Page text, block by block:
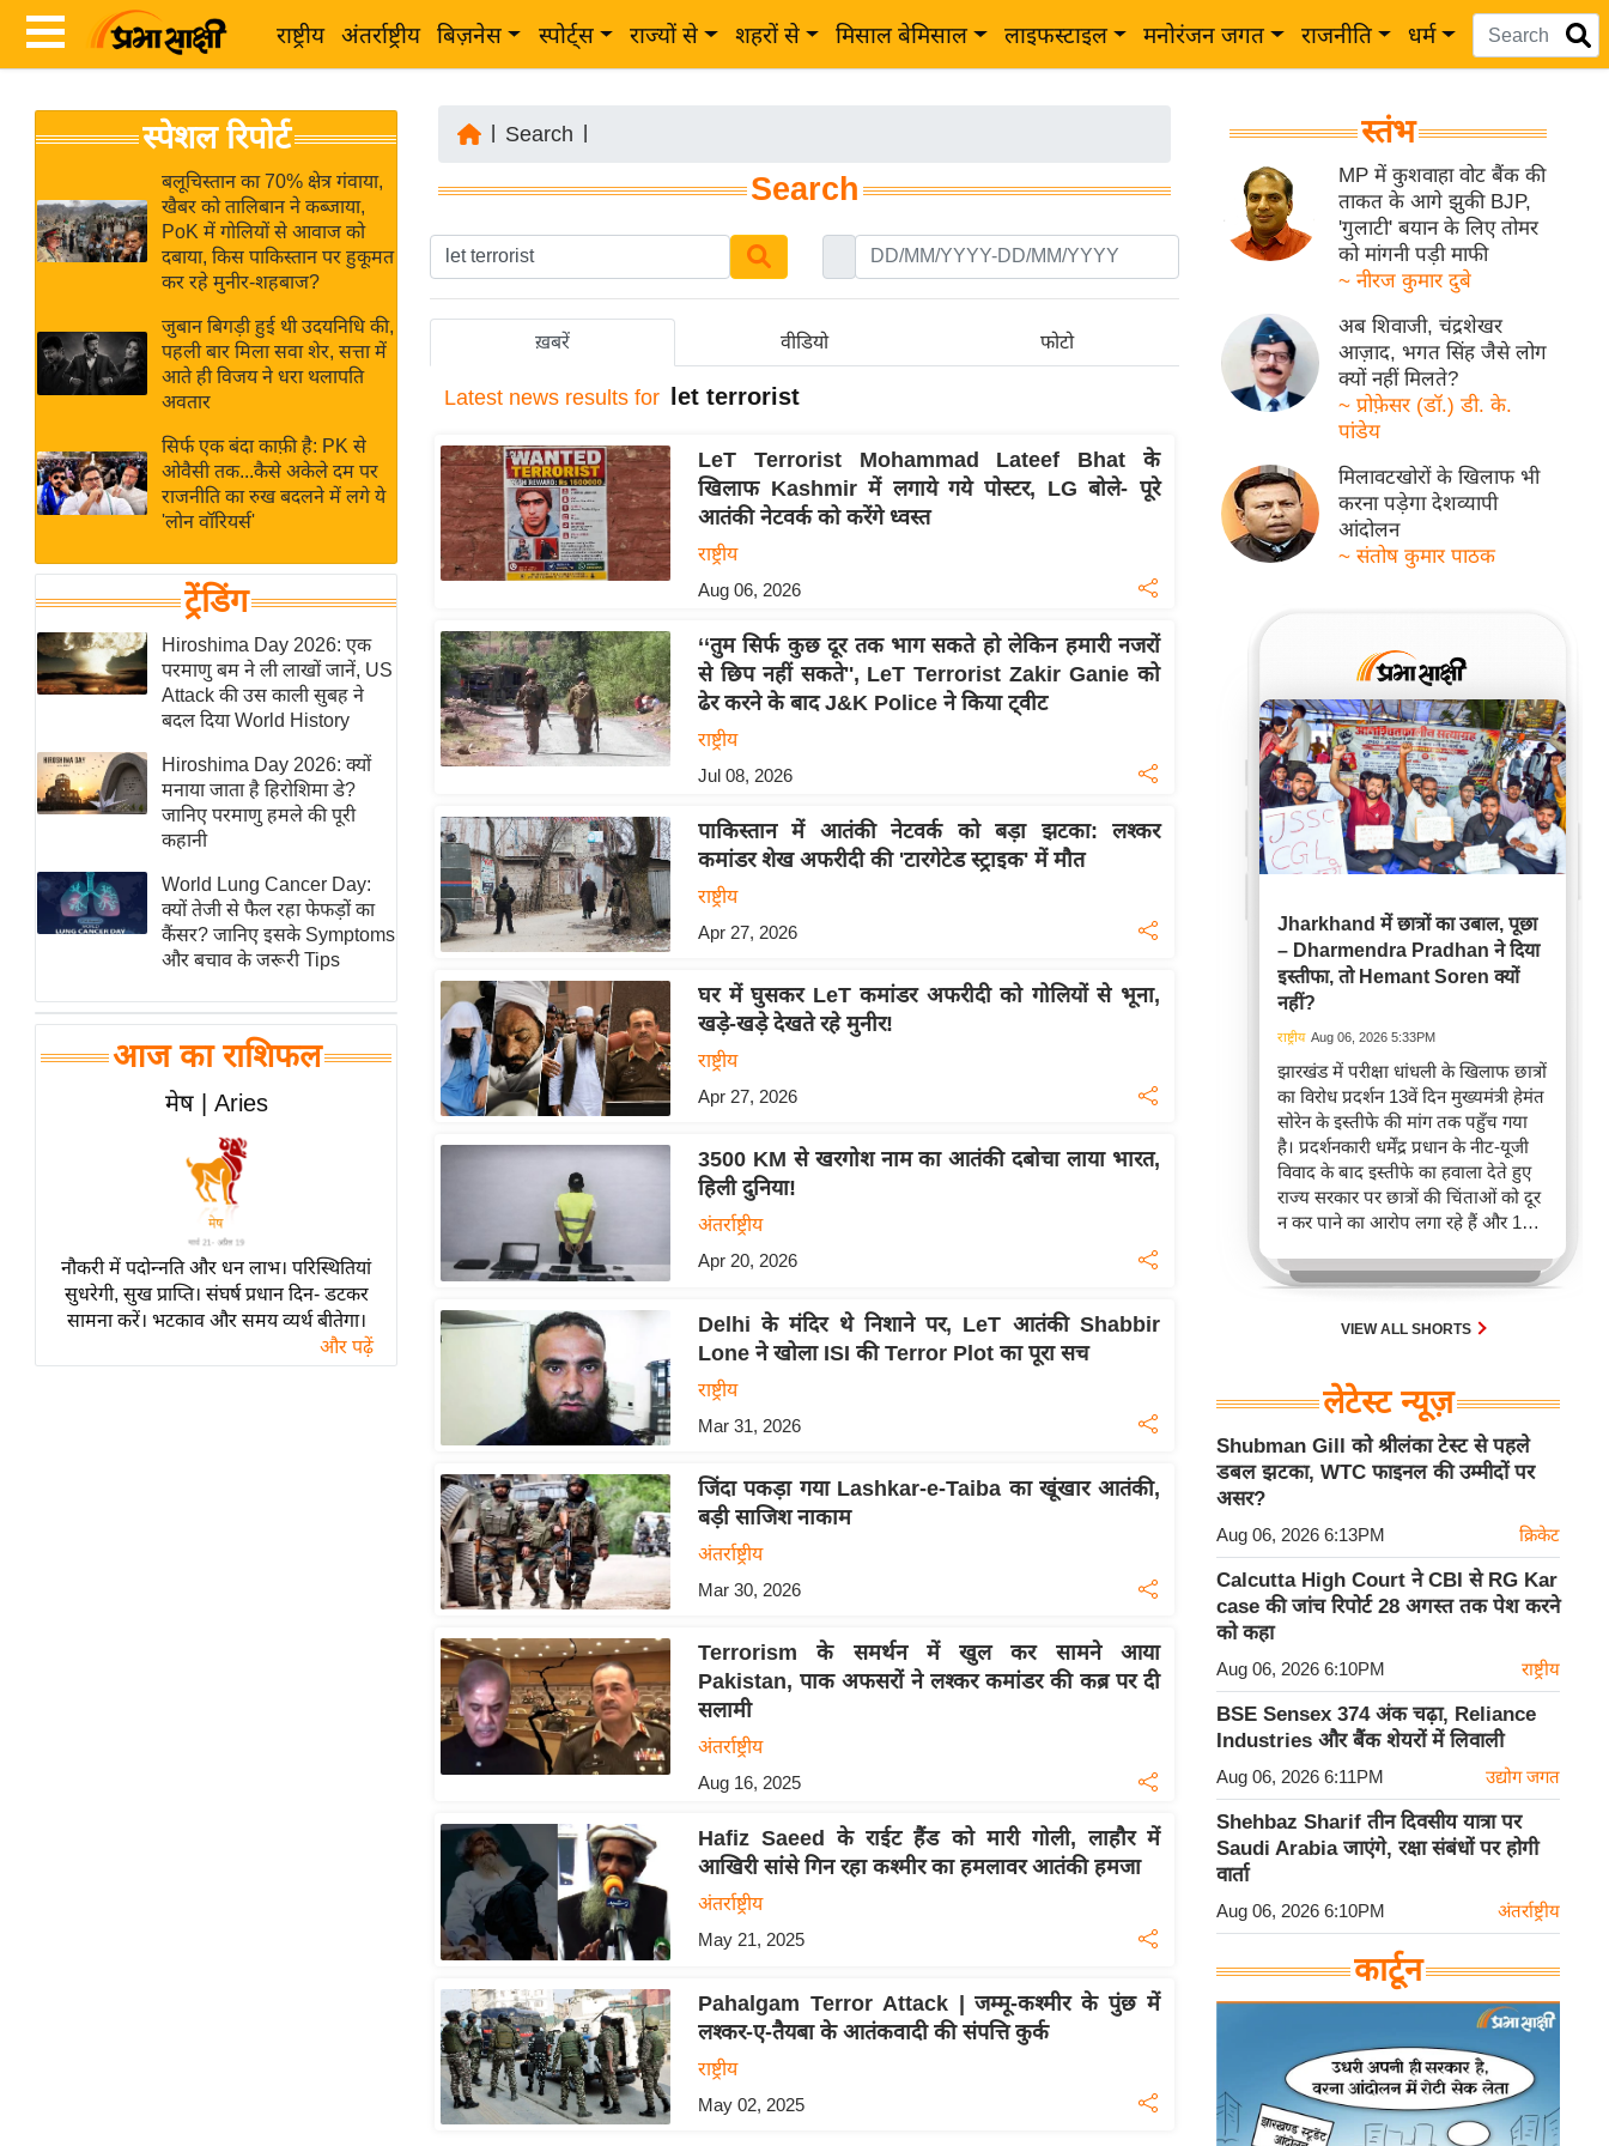
राष्ट्रीय अंतर्राष्ट्रीय बिज़नेस स्पोर्ट्स राज्यों से शहरों से मिसाल बेमिसाल लाइफस्टाइल मनोरंजन जगत राजनीति धर्म
News
Hindi
Hindi
Live
News in
Hindi
News
Hindi
Videos
ब
र
अंतर्राष्ट्रीय
बिज़नेस
उद्योग
विशेषज्ञ
राय
खेल
क्रिकेट
IPL
2026
ई-पेपर
मिसाल बेमिसाल
शख्सियत
यंग इंडिया
साहित्य जगत
ऑटो वर्ल्ड
मनोरंजन जगत
बॉलीवुड
हॉलीवुड
Breaking
लाइफस्टाइल
टेक्नॉलॉजी
ब्यूटी/फैशन
स्पेशल रिपोर्ट
बलूचिस्तान का 70% क्षेत्र गंवाया,
खैबर को तालिबान ने कब्जाया,
PoK में गोलियों से आवाज को
दबाया, किस पाकिस्तान पर हुकूमत
कर रहे मुनीर-शहबाज?
जुबान बिगड़ी हुई थी उदयनिधि की,
पहली बार मिला सवा शेर, सत्ता में
आते ही विजय ने धरा थलापति
अवतार
सिर्फ एक बंदा काफ़ी है: PK से
ओवैसी तक...कैसे अकेले दम पर
राजनीति का रुख बदलने में लगे ये
'लोन वॉरियर्स'
ट्रेंडिंग
Hiroshima Day 2026: एक
परमाणु बम ने ली लाखों जानें, US
Attack की उस काली सुबह ने
बदल दिया World History
Hiroshima Day 2026: क्यों
मनाया जाता है हिरोशिमा डे?
जानिए परमाणु हमले की पूरी
कहानी
World Lung Cancer Day:
क्यों तेजी से फैल रहा फेफड़ों का
कैंसर? जानिए इसके Symptoms
और बचाव के जरूरी Tips
आज का राशिफल
मेष | Aries
नौकरी में पदोन्नति और धन लाभ। परिस्थितियां
सुधरेगी, सुख प्राप्ति। संघर्ष प्रधान दिन- डटकर
सामना करें। भटकाव और समय व्यर्थ बीतेगा।
और पढ़ें
Search
Search
ख़बरें वीडियो फोटो
Latest news results for let terrorist
LeT Terrorist Mohammad Lateef Bhat के
खिलाफ Kashmir में लगाये गये पोस्टर, LG बोले- पूरे
आतंकी नेटवर्क को करेंगे ध्वस्त
राष्ट्रीय
Aug 06, 2026
‘‘तुम सिर्फ कुछ दूर तक भाग सकते हो लेकिन हमारी नजरों
से छिप नहीं सकते'', LeT Terrorist Zakir Ganie को
ढेर करने के बाद J&K Police ने किया ट्वीट
राष्ट्रीय
Jul 08, 2026
पाकिस्तान में आतंकी नेटवर्क को बड़ा झटका: लश्कर
कमांडर शेख अफरीदी की 'टारगेटेड स्ट्राइक' में मौत
राष्ट्रीय
Apr 27, 2026
घर में घुसकर LeT कमांडर अफरीदी को गोलियों से भूना,
खड़े-खड़े देखते रहे मुनीर!
राष्ट्रीय
Apr 27, 2026
3500 KM से खरगोश नाम का आतंकी दबोचा लाया भारत,
हिली दुनिया!
अंतर्राष्ट्रीय
Apr 20, 2026
Delhi के मंदिर थे निशाने पर, LeT आतंकी Shabbir
Lone ने खोला ISI की Terror Plot का पूरा सच
राष्ट्रीय
Mar 31, 2026
जिंदा पकड़ा गया Lashkar-e-Taiba का खूंखार आतंकी,
बड़ी साजिश नाकाम
अंतर्राष्ट्रीय
Mar 30, 2026
Terrorism के समर्थन में खुल कर सामने आया
Pakistan, पाक अफसरों ने लश्कर कमांडर की कब्र पर दी
सलामी
अंतर्राष्ट्रीय
Aug 16, 2025
Hafiz Saeed के राईट हैंड को मारी गोली, लाहौर में
आखिरी सांंसे गिन रहा कश्मीर का हमलावर आतंकी हमजा
अंतर्राष्ट्रीय
May 21, 2025
Pahalgam Terror Attack | जम्मू-कश्मीर के पुंछ में
लश्कर-ए-तैयबा के आतंकवादी की संपत्ति कुर्क
राष्ट्रीय
May 02, 2025
स्तंभ
MP में कुशवाहा वोट बैंक की
ताकत के आगे झुकी BJP,
'गुलाटी' बयान के लिए तोमर
को मांगनी पड़ी माफी
~ नीरज कुमार दुबे
अब शिवाजी, चंद्रशेखर
आज़ाद, भगत सिंह जैसे लोग
क्यों नहीं मिलते?
~ प्रोफ़ेसर (डॉ.) डी. के.
पांडेय
मिलावटखोरों के खिलाफ भी
करना पड़ेगा देशव्यापी
आंदोलन
~ संतोष कुमार पाठक
Jharkhand में छात्रों का उबाल, पूछा
– Dharmendra Pradhan ने दिया
इस्तीफा, तो Hemant Soren क्यों
नहीं?
राष्ट्रीय Aug 06, 2026 5:33PM
झारखंड में परीक्षा धांधली के खिलाफ छात्रों
का विरोध प्रदर्शन 13वें दिन मुख्यमंत्री हेमंत
सोरेन के इस्तीफे की मांग तक पहुँच गया
है। प्रदर्शनकारी धर्मेंद्र प्रधान के नीट-यूजी
विवाद के बाद इस्तीफे का हवाला देते हुए
राज्य सरकार पर छात्रों की चिंताओं को दूर
न कर पाने का आरोप लगा रहे हैं और 14वीं
जांच की मांग कर रहे हैं।
VIEW ALL SHORTS
लेटेस्ट न्यूज़
Shubman Gill को श्रीलंका टेस्ट से पहले
डबल झटका, WTC फाइनल की उम्मीदों पर
असर?
Aug 06, 2026 6:13PM क्रिकेट
Calcutta High Court ने CBI से RG Kar
case की जांच रिपोर्ट 28 अगस्त तक पेश करने
को कहा
Aug 06, 2026 6:10PM राष्ट्रीय
BSE Sensex 374 अंक चढ़ा, Reliance
Industries और बैंक शेयरों में लिवाली
Aug 06, 2026 6:11PM उद्योग जगत
Shehbaz Sharif तीन दिवसीय यात्रा पर
Saudi Arabia जाएंगे, रक्षा संबंधों पर होगी
वार्ता
Aug 06, 2026 6:10PM अंतर्राष्ट्रीय
कार्टून